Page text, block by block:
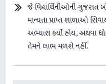
જે વિદ્યાર્થિનીઓની ગુજરાત
માન્યતા પ્રાપ્ત શાળાઓ
અભ્યાસ કર્યો હોય, અથવા
તેમને લાભ મળશે નહીં.